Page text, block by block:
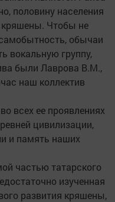
половину населения
кряшены. Чтобы не
обычаи
вокальную группу,
были Лаврова В.М.,
наш коллектив
всех ее проявлениях
цивилизации,
и память наших
частью татарского
изученная
развития кряшены,